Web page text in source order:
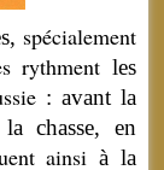
spécialement
rythment les
: avant la
la chasse, en
ainsi à la